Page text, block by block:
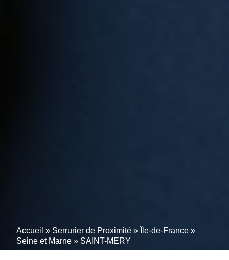
Accueil » Serrurier de Proximité » Île-de-France »
Seine et Marne » SAINT-MERY